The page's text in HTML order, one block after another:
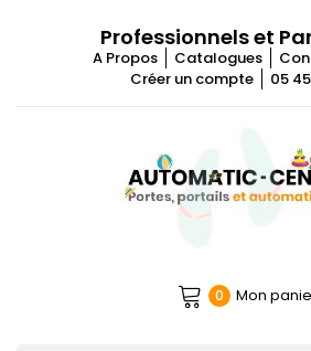
Professionnels et
A Propos Catalogues
Créer un compte
05
0 Mon